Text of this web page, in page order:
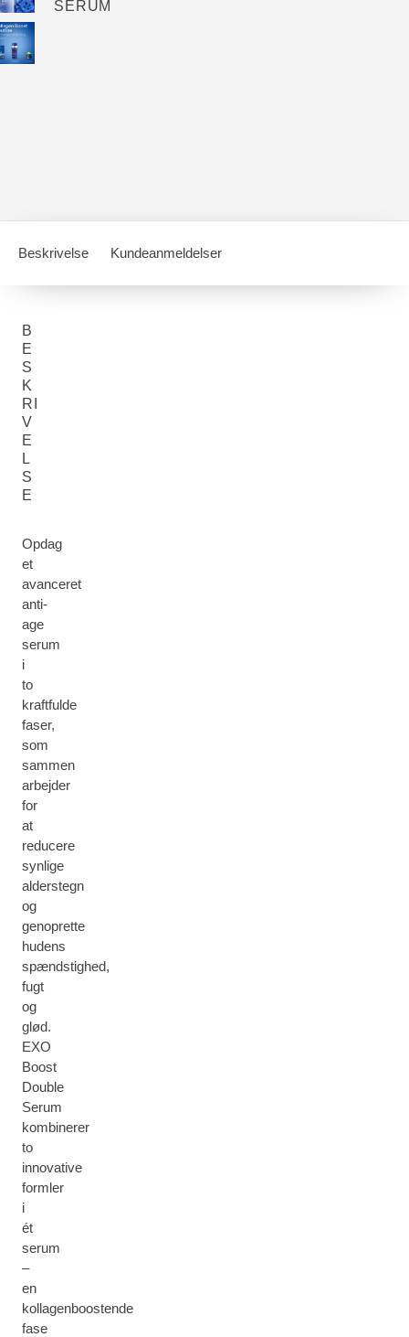
SERUM
Beskrivelse Kundeanmeldelser
B
E
S
K
RI
V
E
L
S
E
Opdag
et
avanceret
anti-
age
serum
i
to
kraftfulde
faser,
som
sammen
arbejder
for
at
reducere
synlige
alderstegn
og
genoprette
hudens
spændstighed,
fugt
og
glød.
EXO
Boost
Double
Serum
kombinerer
to
innovative
formler
i
ét
serum
–
en
kollagenboostende
fase